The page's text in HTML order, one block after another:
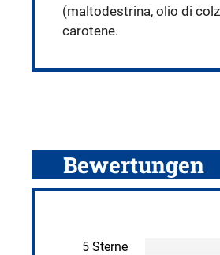
(maltodestrina, olio di
carotene.
Bewertungen
5 Sterne